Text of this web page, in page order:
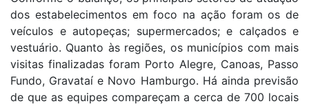
dos estabelecimentos em foco na ação foram os de
veículos e autopeças; supermercados; e calçados e
vestuário. Quanto às regiões, os municípios com mais
visitas finalizadas foram Porto Alegre, Canoas, Passo
Fundo, Gravataí e Novo Hamburgo. Há ainda previsão
de que as equipes compareçam a cerca de 700 locais